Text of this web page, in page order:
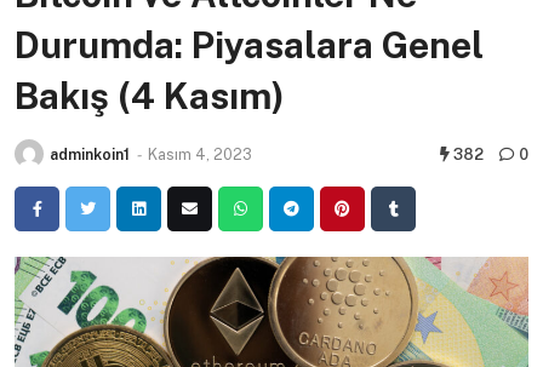
Durumda: Piyasalara Genel
Bakış (4 Kasım)
adminkoin1 - Kasım 4, 2023 382 0